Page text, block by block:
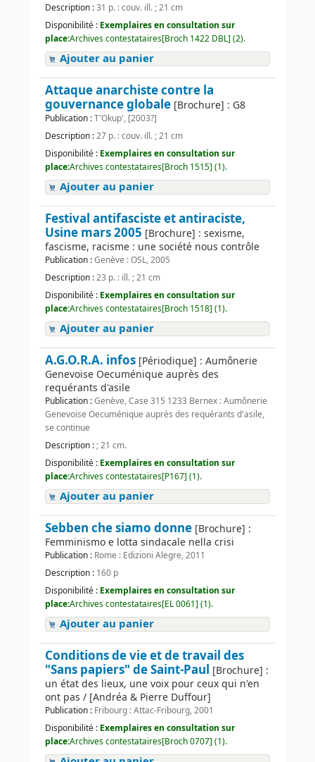
Description :31 p. : couv. ill. ; 21 cm
Disponibilité : Exemplaires en consultation sur
place:Archives contestataires[Broch 1422 DBL] (2).
Ajouter au panier
Attaque anarchiste contre la
gouvernance globale [Brochure] : G8
Publication :T'Okup', [2003?]
Description :27 p. : couv. ill. ; 21 cm
Disponibilité : Exemplaires en consultation sur
place:Archives contestataires[Broch 1515] (1).
Ajouter au panier
Festival antifasciste et antiraciste,
Usine mars 2005 [Brochure] : sexisme,
fascisme, racisme : une société nous contrôle
Publication :Genève : OSL, 2005
Description :23 p. : ill. ; 21 cm
Disponibilité : Exemplaires en consultation sur
place:Archives contestataires[Broch 1518] (1).
Ajouter au panier
A.G.O.R.A. infos [Périodique] : Aumônerie
Genevoise Oecuménique auprès des
requérants d'asile
Publication :Genève, Case 315 1233 Bernex : Aumônerie
Genevoise Oecuménique auprès des requérants d'asile,
se continue
Description :; 21 cm.
Disponibilité : Exemplaires en consultation sur
place:Archives contestataires[P167] (1).
Ajouter au panier
Sebben che siamo donne [Brochure] :
Femminismo e lotta sindacale nella crisi
Publication : Rome : Edizioni Alegre, 2011
Description : 160 p
Disponibilité : Exemplaires en consultation sur
place:Archives contestataires[EL 0061] (1).
Ajouter au panier
Conditions de vie et de travail des
"Sans papiers" de Saint-Paul [Brochure] :
un état des lieux, une voix pour ceux qui n'en
ont pas / [Andréa & Pierre Duffour]
Publication : Fribourg : Attac-Fribourg, 2001
Disponibilité : Exemplaires en consultation sur
place:Archives contestataires[Broch 0707] (1).